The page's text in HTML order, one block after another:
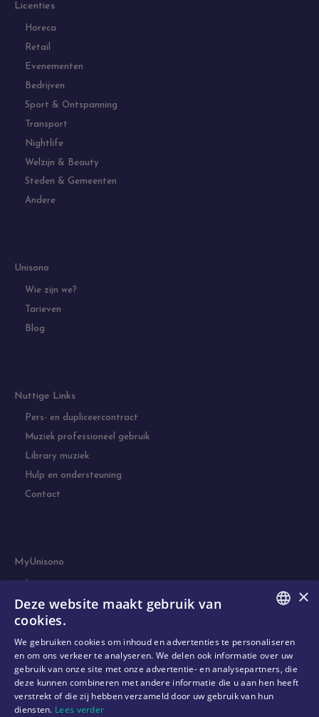
Licenties
Horeca
Retail
Evenementen
Bedrijven
Sport & Ontspanning
Transport
Nightlife
Welzijn & Beauty
Steden & Gemeenten
Andere
Unisono
Wie zijn we?
Tarieven
Blog
Nuttige Links
Pers- en dupliceercontract
Muziek professioneel gebruik
Library muziek
Hulp en ondersteuning
Contact
MyUnisono
Simulatie
DUTCH
FRENCH
×
Deze website maakt gebruik van
cookies.
We gebruiken cookies om inhoud en advertenties te personaliseren
en om ons verkeer te analyseren. We delen ook informatie over uw
gebruik van onze site met onze advertentie- en analysepartners, die
deze kunnen combineren met andere informatie die u aan hen heeft
verstrekt of die zij hebben verzameld door uw gebruik van hun
diensten. Lees verder